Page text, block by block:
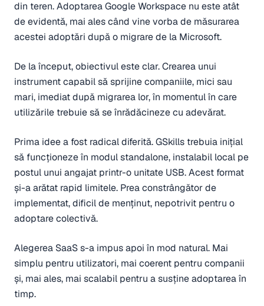
din teren. Adoptarea Google Workspace nu este atât
de evidentă, mai ales când vine vorba de măsurarea
acestei adoptări după o migrare de la Microsoft.
De la început, obiectivul este clar. Crearea unui
instrument capabil să sprijine companiile, mici sau
mari, imediat după migrarea lor, în momentul în care
utilizările trebuie să se înrădăcineze cu adevărat.
Prima idee a fost radical diferită. GSkills trebuia inițial
să funcționeze în modul standalone, instalabil local pe
postul unui angajat printr-o unitate USB. Acest format
și-a arătat rapid limitele. Prea constrângător de
implementat, dificil de menținut, nepotrivit pentru o
adoptare colectivă.
Alegerea SaaS s-a impus apoi în mod natural. Mai
simplu pentru utilizatori, mai coerent pentru companii
și, mai ales, mai scalabil pentru a susține adoptarea în
timp.